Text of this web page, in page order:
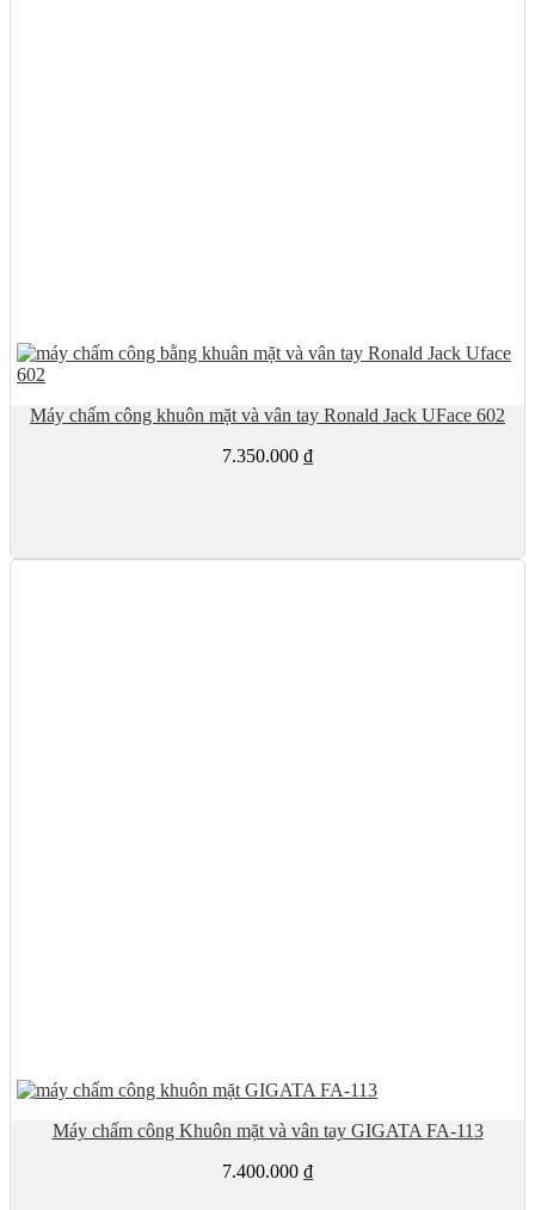
Máy chấm công khuôn mặt và vân tay Ronald Jack UFace 602
7.350.000 ₫
Máy chấm công Khuôn mặt và vân tay GIGATA FA-113
7.400.000 ₫